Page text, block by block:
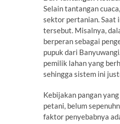
Selain tantangan
sektor pertanian. Saat
tersebut. Misalnya,
berperan sebagai
pupuk dari
pemilik lahan yang
sehingga sistem ini
Kebijakan pangan
petani, belum
faktor penyebabnya